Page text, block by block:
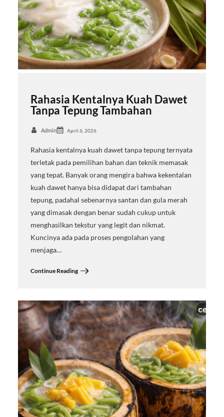
Rahasia Kentalnya Kuah Dawet
Tanpa Tepung Tambahan
Admin April 6, 2026
Rahasia kentalnya kuah dawet tanpa tepung ternyata
terletak pada pemilihan bahan dan teknik memasak
yang tepat. Banyak orang mengira bahwa kekentalan
kuah dawet hanya bisa didapat dari tambahan
tepung, padahal sebenarnya santan dan gula merah
yang dimasak dengan benar sudah cukup untuk
menghasilkan tekstur yang legit dan nikmat.
Kuncinya ada pada proses pengolahan yang
menjaga…
Continue Reading